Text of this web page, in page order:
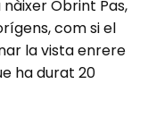
Obrint Pas,
com si el
la vista enrere
ha durat 20